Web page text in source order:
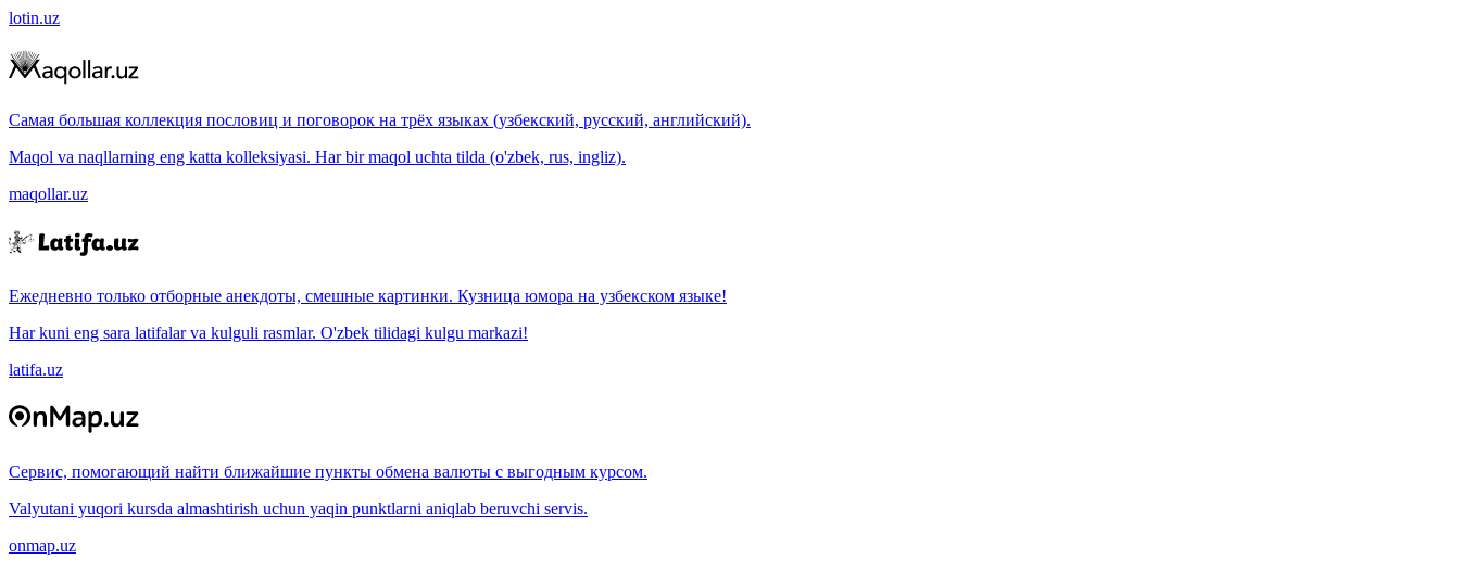
lotin.uz
Самая большая коллекция пословиц и поговорок на трёх языках (узбекский, русский, английский).
Maqol va naqllarning eng katta kolleksiyasi. Har bir maqol uchta tilda (o'zbek, rus, ingliz).
maqollar.uz
Ежедневно только отборные анекдоты, смешные картинки. Кузница юмора на узбекском языке!
Har kuni eng sara latifalar va kulguli rasmlar. O'zbek tilidagi kulgu markazi!
latifa.uz
Сервис, помогающий найти ближайшие пункты обмена валюты с выгодным курсом.
Valyutani yuqori kursda almashtirish uchun yaqin punktlarni aniqlab beruvchi servis.
onmap.uz